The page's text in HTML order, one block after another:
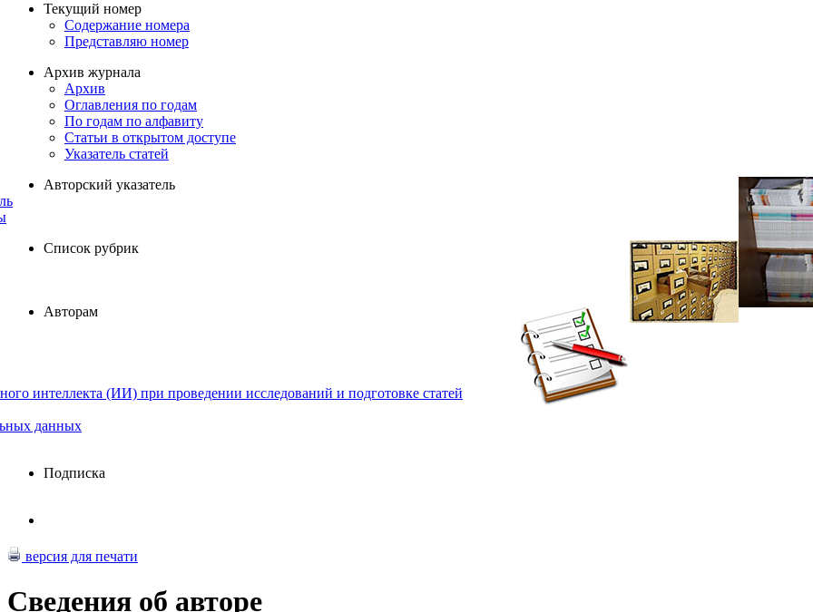
Текущий номер
Содержание номера
Представляю номер
Архив журнала
Архив
Оглавления по годам
По годам по алфавиту
Статьи в открытом доступе
Указатель статей
Авторский указатель
Список рубрик
Авторам
интеллекта (ИИ) при проведении исследований и подготовке статей
данных
Подписка
версия для печати
Сведения об авторе